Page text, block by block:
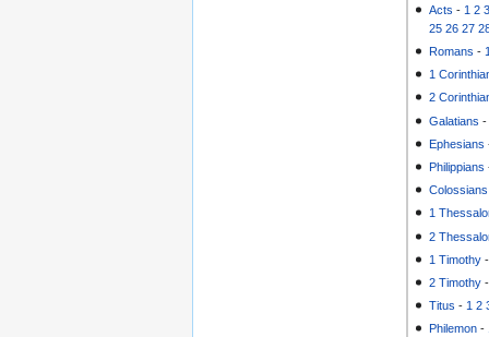
Acts - 1 2
25 26 27
Romans -
1
2
Galatians
Ephesians
Philippians
Colossians
1
2
1 Timothy
2 Timothy
Titus - 1 2
Philemon -